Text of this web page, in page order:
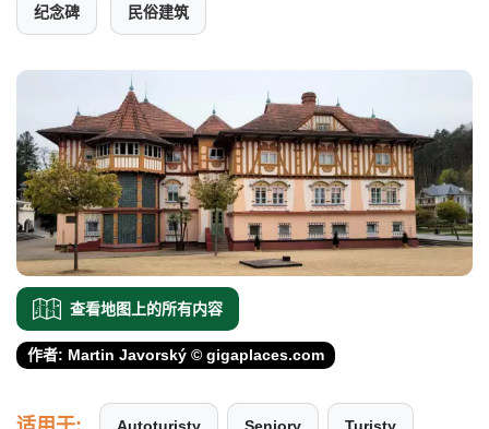
纪念碑 民俗建筑
查看地图上的所有内容
作者: Martin Javorský © gigaplaces.com